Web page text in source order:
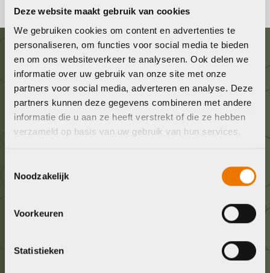
Deze website maakt gebruik van cookies
We gebruiken cookies om content en advertenties te
personaliseren, om functies voor social media te bieden
en om ons websiteverkeer te analyseren. Ook delen we
informatie over uw gebruik van onze site met onze
partners voor social media, adverteren en analyse. Deze
partners kunnen deze gegevens combineren met andere
informatie die u aan ze heeft verstrekt of die ze hebben
verzameld op basis van uw gebruik van hun services.
Noodzakelijk
Voorkeuren
Statistieken
Graag in contact komen?
Wij staan voor je klaar! Neem contact op via de
onderstaande gegevens.
Kom langs!